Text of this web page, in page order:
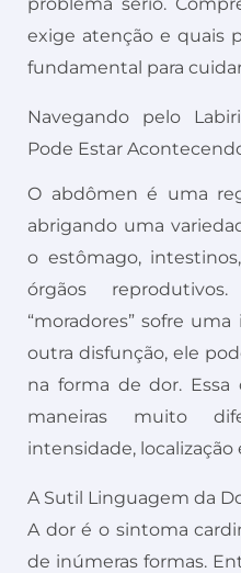
problema sério.
exige atenção e quais
fundamental para
Navegando pelo
Pode Estar
O abdômen é uma
abrigando uma
o estômago,
órgãos
“moradores” sofre
outra disfunção, ele
na forma de dor.
maneiras muito
intensidade, localização
A Sutil Linguagem da
A dor é o sintoma
de inúmeras formas.